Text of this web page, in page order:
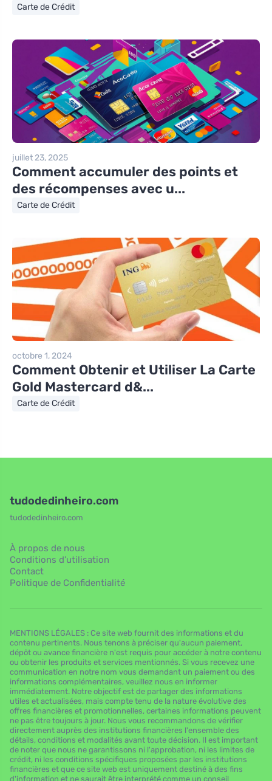
Carte de Crédit
juillet 23, 2025
Comment accumuler des points et
des récompenses avec u...
Carte de Crédit
octobre 1, 2024
Comment Obtenir et Utiliser La Carte
Gold Mastercard d&...
Carte de Crédit
tudodedinheiro.com
tudodedinheiro.com
À propos de nous
Conditions d’utilisation
Contact
Politique de Confidentialité
MENTIONS LÉGALES : Ce site web fournit des informations et du
contenu pertinents. Nous tenons à préciser qu'aucun paiement,
dépôt ou avance financière n'est requis pour accéder à notre contenu
ou obtenir les produits et services mentionnés. Si vous recevez une
communication en notre nom vous demandant un paiement ou des
informations complémentaires, veuillez nous en informer
immédiatement. Notre objectif est de partager des informations
utiles et actualisées, mais compte tenu de la nature évolutive des
offres financières et promotionnelles, certaines informations peuvent
ne pas être toujours à jour. Nous vous recommandons de vérifier
directement auprès des institutions financières l'ensemble des
détails, conditions et modalités avant toute décision. Il est important
de noter que nous ne garantissons ni l'approbation, ni les limites de
crédit, ni les conditions spécifiques proposées par les institutions
financières et que ce site web est uniquement destiné à des fins
d'information et ne saurait être interprété comme un conseil